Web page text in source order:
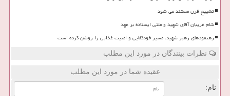
تشییع قرن مستند می شود
شام غریبان آقای شهید و ملتی ایستاده بر عهد
رهنمودهای رهبر شهید، مسیر خودکفایی و امنیت غذایی را روشن کرده است
نظرات بینندگان در مورد این مطلب
عقیده شما در مورد این مطلب
نام: